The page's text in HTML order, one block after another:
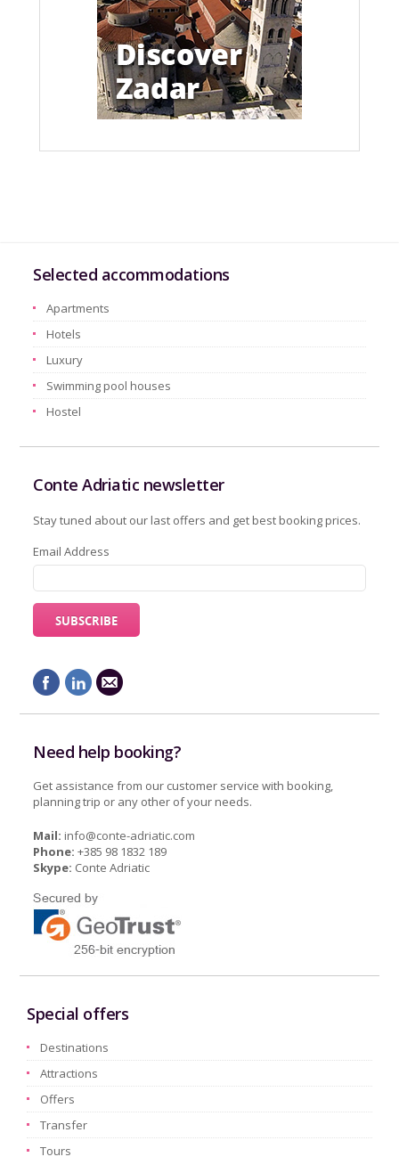
Selected accommodations
Apartments
Hotels
Luxury
Swimming pool houses
Hostel
Conte Adriatic newsletter
Stay tuned about our last offers and get best booking prices.
Email Address
Need help booking?
Get assistance from our customer service with booking,
planning trip or any other of your needs.
Mail: info@conte-adriatic.com
Phone: +385 98 1832 189
Skype: Conte Adriatic
Special offers
Destinations
Attractions
Offers
Transfer
Tours